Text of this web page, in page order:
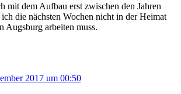
mit dem Aufbau erst zwischen den Jahren
die nächsten Wochen nicht in der Heimat
Augsburg arbeiten muss.
2017 um 00:50